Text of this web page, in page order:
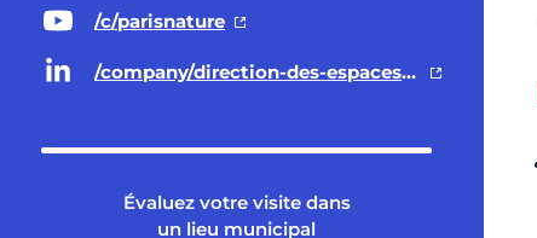
/c/parisnature
/company/direction-des-espaces-verts-et-de-l-environnement-ville-de-paris/
Évaluez votre visite dans
un lieu municipal